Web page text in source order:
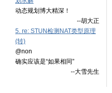
动态规划博大精深！
--胡大正
5. re: STUN检测NAT类型原理
(转)
@non
确实应该是“如果相同”
--大雪先生